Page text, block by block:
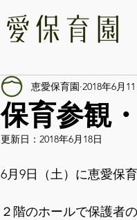
保育参観
恵愛保育園 2018年6月
更新日： 2018年6月18日
6月9日（土）に恵愛保
２階のホールで保護者